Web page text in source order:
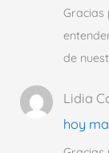
Gracias
de
Lidia
hoy